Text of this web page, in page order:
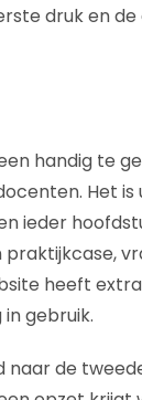
druk en
handig te
Het is
ieder
heeft
gebruik.
naar de